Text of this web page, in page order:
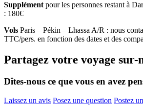
Supplément pour les personnes restant à
: 180€
Vols Paris – Pékin – Lhassa A/R : nous
TTC/pers. en fonction des dates et des
Partagez votre voyage sur-
Dîtes-nous ce que vous en avez
Laissez un avis Posez une question Postez